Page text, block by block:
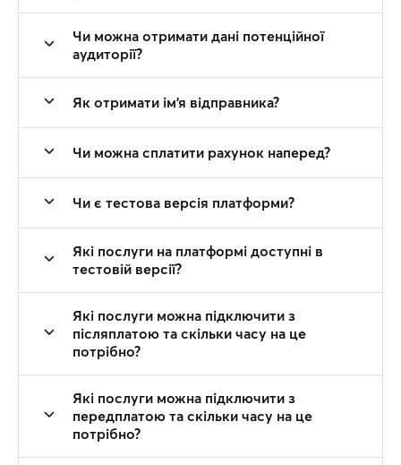
Чи можна отримати дані потенційної
аудиторії?
Як отримати ім’я відправника?
Чи можна сплатити рахунок наперед?
Чи є тестова версія платформи?
Які послуги на платформі доступні в
тестовій версії?
Які послуги можна підключити з
післяплатою та скільки часу на це
потрібно?
Які послуги можна підключити з
передплатою та скільки часу на це
потрібно?